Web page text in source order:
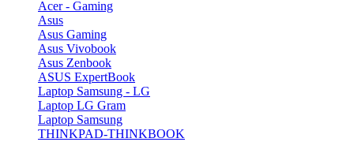
Acer - Gaming
Asus
Asus Gaming
Asus Vivobook
Asus Zenbook
ASUS ExpertBook
Laptop Samsung - LG
Laptop LG Gram
Laptop Samsung
THINKPAD-THINKBOOK